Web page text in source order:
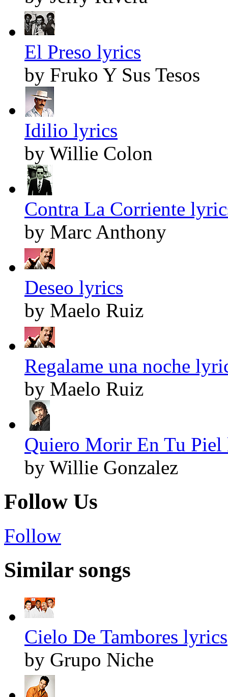
El Preso lyrics
by Fruko Y Sus Tesos
Idilio lyrics
by Willie Colon
Contra La Corriente
by Marc Anthony
Deseo lyrics
by Maelo Ruiz
Regalame una noche
by Maelo Ruiz
Quiero Morir En Tu Piel
by Willie Gonzalez
Follow Us
Follow
Similar songs
Cielo De Tambores lyrics
by Grupo Niche